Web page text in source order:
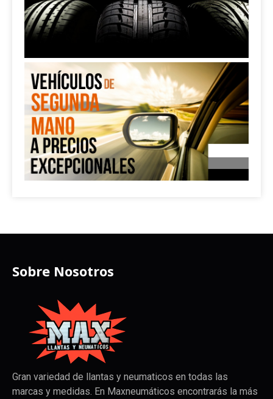
Sobre Nosotros
Gran variedad de llantas y neumaticos en todas las
marcas y medidas. En Maxneumáticos encontrarás la más